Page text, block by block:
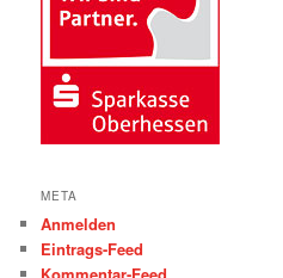
META
Anmelden
Eintrags-Feed